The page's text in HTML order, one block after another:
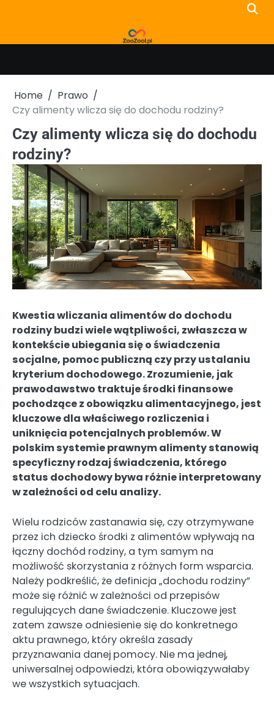
Home
Prawo
Czy alimenty wlicza się do dochodu rodziny?
Czy alimenty wlicza się do dochodu
rodziny?
Kwestia wliczania alimentów do dochodu
rodziny budzi wiele wątpliwości, zwłaszcza w
kontekście ubiegania się o świadczenia
socjalne, pomoc publiczną czy przy ustalaniu
kryterium dochodowego. Zrozumienie, jak
prawodawstwo traktuje środki finansowe
pochodzące z obowiązku alimentacyjnego, jest
kluczowe dla właściwego rozliczenia i
uniknięcia potencjalnych problemów. W
polskim systemie prawnym alimenty stanowią
specyficzny rodzaj świadczenia, którego
status dochodowy bywa różnie interpretowany
w zależności od celu analizy.
Wielu rodziców zastanawia się, czy otrzymywane
przez ich dziecko środki z alimentów wpływają na
łączny dochód rodziny, a tym samym na
możliwość skorzystania z różnych form wsparcia.
Należy podkreślić, że definicja „dochodu rodziny”
może się różnić w zależności od przepisów
regulujących dane świadczenie. Kluczowe jest
zatem zawsze odniesienie się do konkretnego
aktu prawnego, który określa zasady
przyznawania danej pomocy. Nie ma jednej,
uniwersalnej odpowiedzi, która obowiązywałaby
we wszystkich sytuacjach.